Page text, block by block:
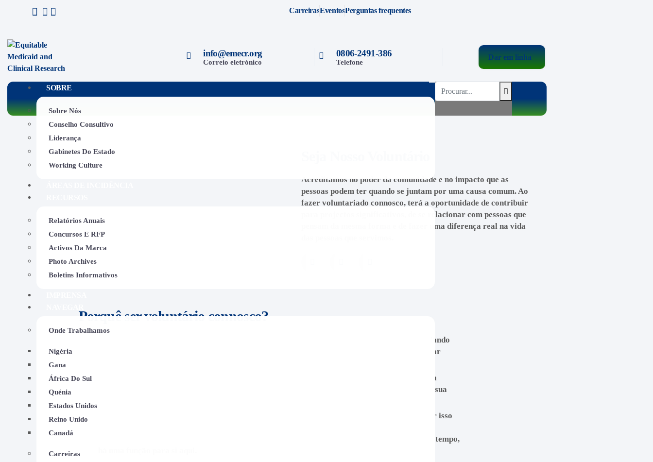
CarreirasEventosPerguntas frequentes
info@emecr.org
Correio eletrónico
0806-2491-386
Telefone
Dar em linha
SOBRE
Sobre Nós
Conselho Consultivo
Liderança
Gabinetes Do Estado
Working Culture
Relatórios Anuais
Concursos E RFP
Activos Da Marca
Photo Archives
Boletins Informativos
Onde Trabalhamos
Nigéria
Gana
África Do Sul
Quénia
Estados Unidos
Reino Unido
Canadá
Carreiras
Acreditamos no poder da comunidade e no impacto que as
pessoas podem ter quando se juntam por uma causa comum. Ao
fazer voluntariado connosco, terá a oportunidade de contribuir
para projectos significativos, de se relacionar com pessoas que
pensam da mesma forma e de fazer uma diferença real na vida
Porquê ser voluntário connosco?
: Quer seja apoiando iniciativas locais, ajudando em eventos ou dando
uma mãozinha nos nossos programas, o seu tempo e esforço contribuem diretamente para criar
: O voluntariado não é apenas uma questão de retribuição; é também uma
questão de crescimento e desenvolvimento pessoal. Adquira competências valiosas, expanda a sua
: Compreendemos que os horários de cada pessoa são diferentes. É por isso
disponibilidade e interesses. Quer possa dispensar algumas horas por semana ou dedicar mais tempo,